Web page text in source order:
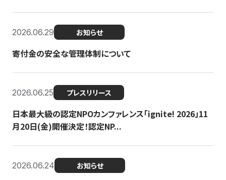
2026.06.29 お知らせ
寄付金の安全な管理体制について
2026.06.25 プレスリリース
日本最大級の認定NPOカンファレンス「ignite! 2026」11
月20日(金)開催決定！認定NP...
2026.06.24 お知らせ